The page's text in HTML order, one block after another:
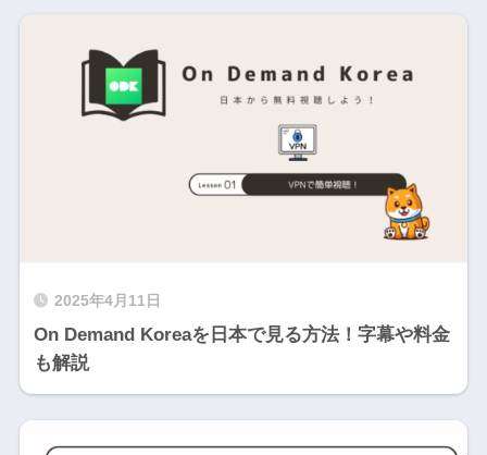
2025年4月11日
On Demand Koreaを日本で見る方法！字幕や料金
も解説